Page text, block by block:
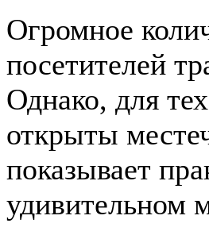
Огромное
посетителей
Однако, для
открыты
показывает
удивительном